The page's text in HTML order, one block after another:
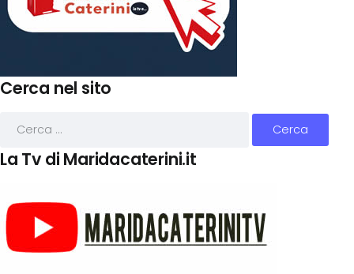
Cerca nel sito
La Tv di Maridacaterini.it